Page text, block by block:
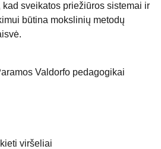
sveikatos priežiūros sistemai ir
būtina mokslinių metodų
Valdorfo pedagogikai
viršeliai